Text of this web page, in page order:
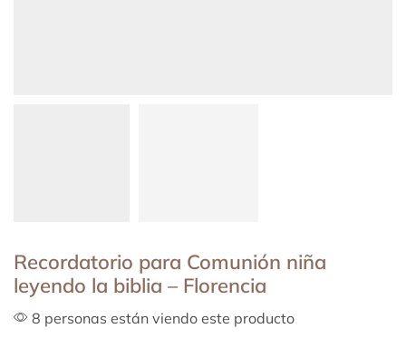
Recordatorio para Comunión niña
leyendo la biblia – Florencia
8 personas están viendo este producto